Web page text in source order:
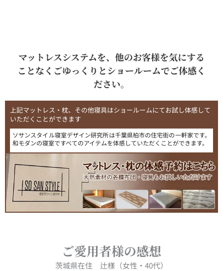
マットレスシステムを、他のお客様を気にする
ことなくごゆっくりとショールームでご体感く
ださい。
上記マットレス・枕、その他寝具はショールームにてお試し体感して
いただくことができます
ソサンスタイル寝室デザイン研究所は千葉県柏市の住宅街の一軒家です。
和モダンの寝室ですべてのアイテムを体感していただくことができます。
ご愛用者様の感想
茨城県在住 辻様（女性・40代）